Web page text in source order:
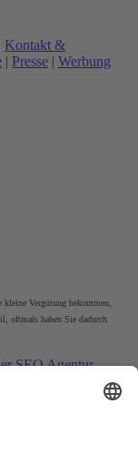
Kontakt &
| Presse | Werbung
Vergütung bekommen,
oftmals haben Sie dadurch
SEO Agentur
Hamburg |